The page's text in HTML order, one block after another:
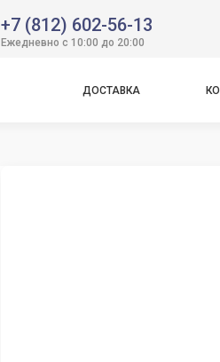
+7 (812) 602-56-13
Ежедневно с 10:00 до 20:00
ДОСТАВКА